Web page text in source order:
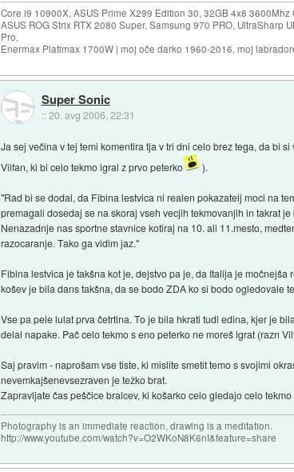
Core i9 10900X, ASUS Prime X299 Edition 30, 32GB 4x8 3600Mhz
ASUS ROG Strix RTX 2080 Super, Samsung 970 PRO, UltraSharp
Pro,
Enermax Platimax 1700W | moj oče darko 1960-2016, moj
Super Sonic
::20. avg 2006, 22:31
Ja sej večina v tej temi komentira tja v tri dni celo brez tega, da bi
Vilfan, ki bi celo tekmo igral z prvo peterko
).
"Rad bi se dodal, da Fibina lestvica ni realen pokazatelj moci na
premagali dosedaj se na skoraj vseh vecjih tekmovanjih in takrat
Nenazadnje nas sportne stavnice kotiraj na 10. ali 11.mesto,
razocaranje. Tako ga vidim jaz."
Fibina lestvica je takšna kot je, dejstvo pa je, da Italija je
košev je bila dans takšna, da se bodo ZDA ko si bodo ogledovale
Vse pa pele lulat prva četrtina. To je bila hkrati tudi edina, kjer je
delal napake. Pač celo tekmo s eno peterko ne moreš igrat (razn
Saj pravim - naprošam vse tiste, ki mislite smetit temo s svojimi
nevemkajšenevsezraven je težko brat.
Zapravljate čas peščice bralcev, ki košarko celo gledajo celo
Photography is an immediate reaction, drawing is a meditation.
http://www.youtube.com/watch?v=O2WKoN8K6nI&feature=share